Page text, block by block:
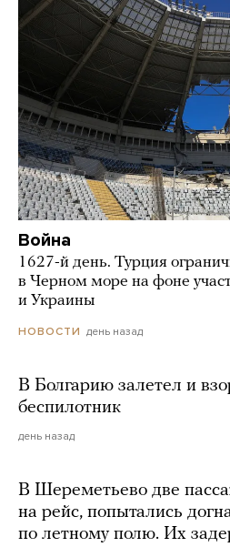
Война
1627-й день. Турция
в Черном море на фоне
и Украины
НОВОСТИ день назад
В Болгарию залетел и
беспилотник
день назад
В Шереметьево две
на рейс, попытались
по летному полю. Их